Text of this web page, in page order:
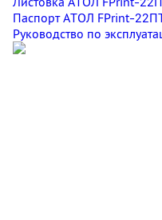
Паспорт АТОЛ FPrint-
Руководство по